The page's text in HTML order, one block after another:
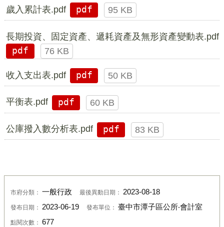
歲入累計表.pdf pdf 95 KB
長期投資、固定資產、遞耗資產及無形資產變動表.pdf
pdf
76 KB
收入支出表.pdf pdf 50 KB
平衡表.pdf pdf 60 KB
公庫撥入數分析表.pdf pdf 83 KB
市府分類： 一般行政 最後異動日期： 2023-08-18
發布日期： 2023-06-19 發布單位： 臺中市潭子區公所‧會計室
點閱次數： 677